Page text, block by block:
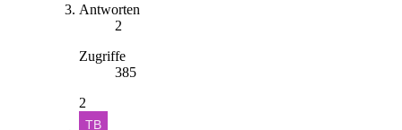
Antworten
2
Zugriffe
385
2